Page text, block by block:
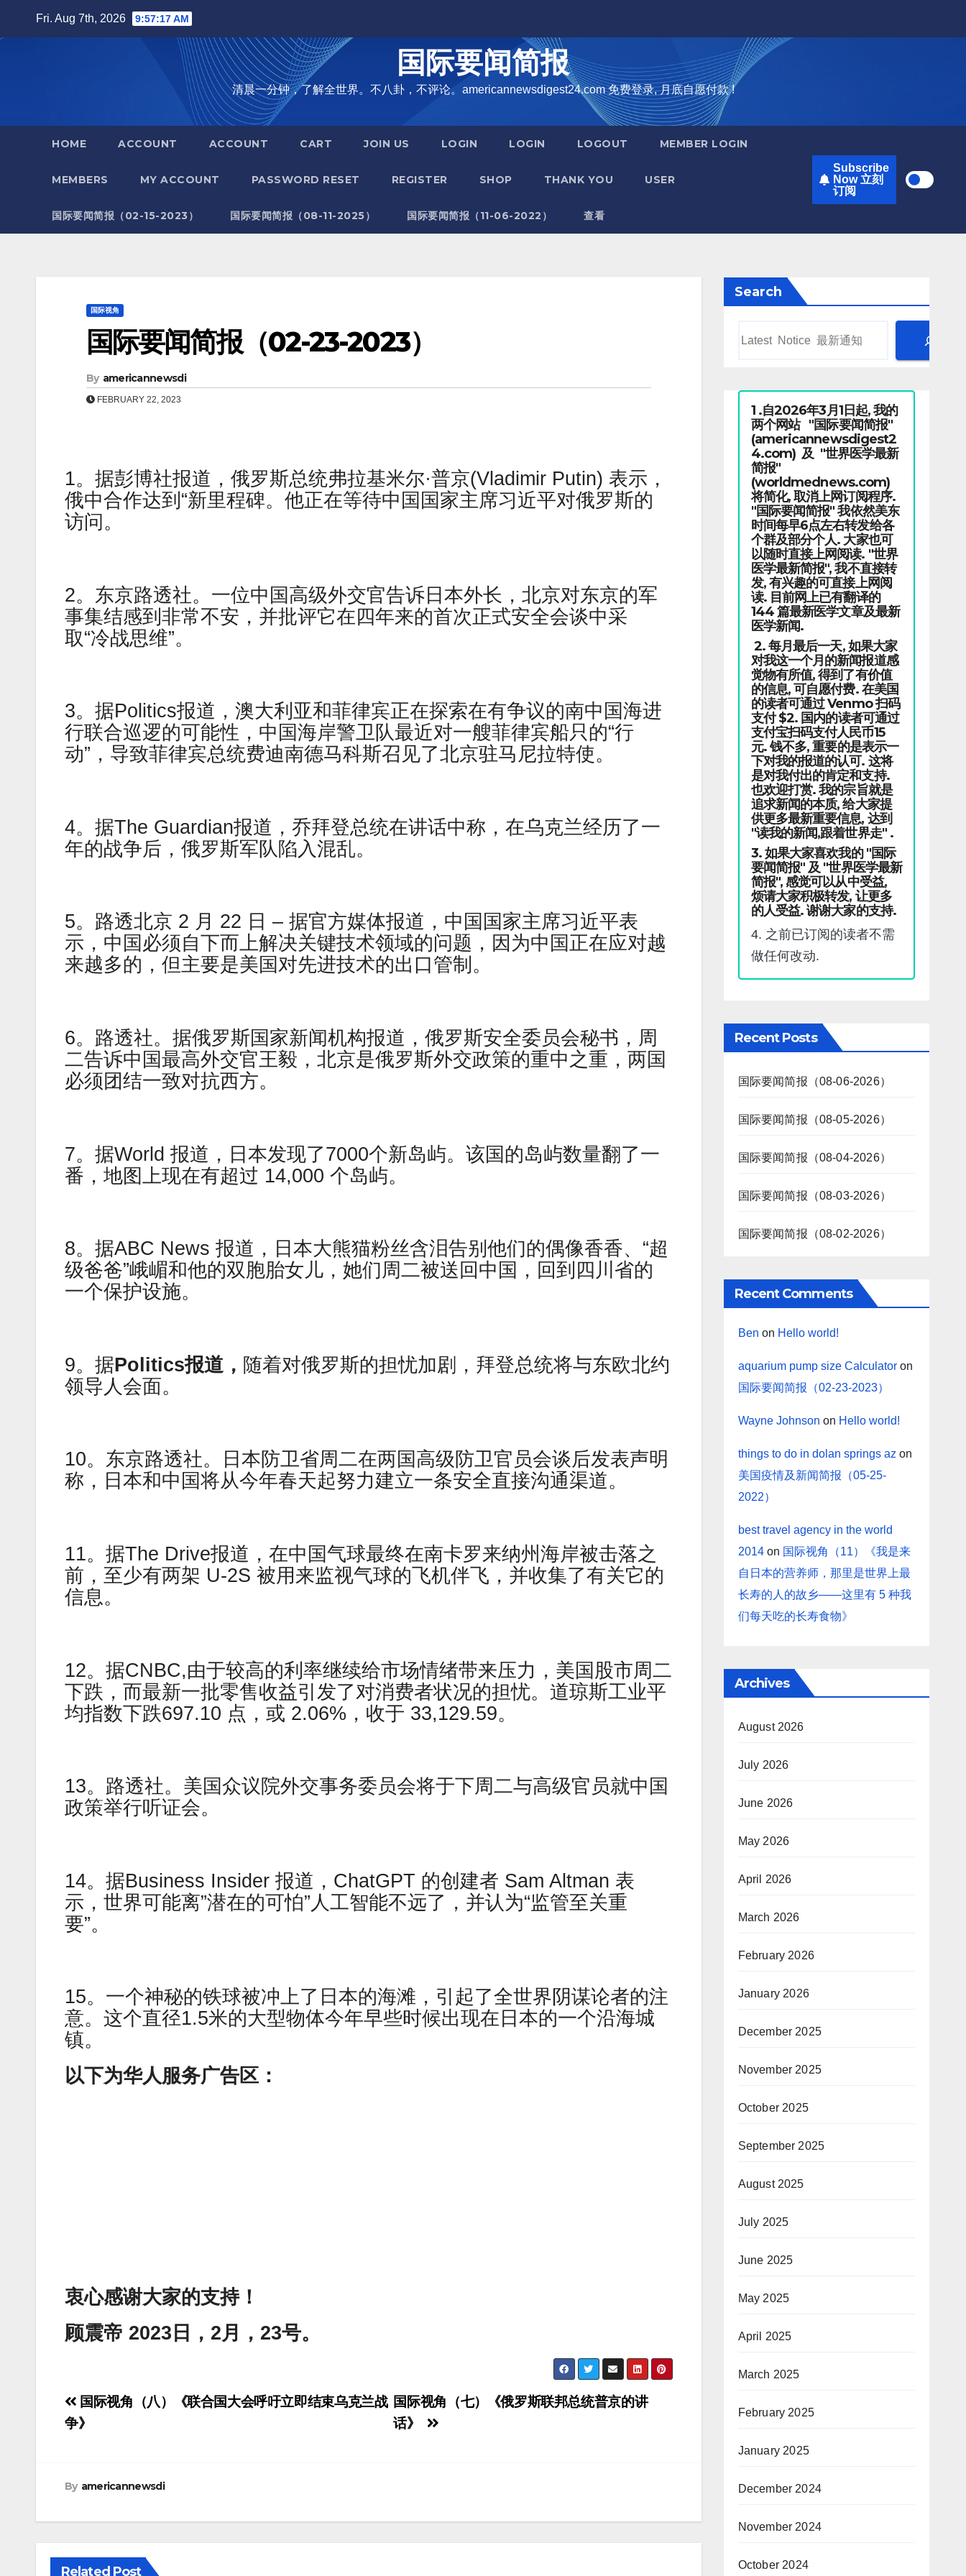
Fri. Aug 7th, 2026 9:57:18 AM
国际要闻简报
清晨一分钟，了解全世界。不八卦，不评论。americannewsdigest24.com 免费登录, 月底自愿付款 !
HOME ACCOUNT ACCOUNT CART JOIN US LOGIN LOGIN LOGOUT MEMBER LOGIN
MEMBERS MY ACCOUNT PASSWORD RESET REGISTER SHOP THANK YOU USER
国际要闻简报（02-15-2023） 国际要闻简报（08-11-2025） 国际要闻简报（11-06-2022） 查看
Subscribe
Now 立刻
订阅
国际视角
国际要闻简报（02-23-2023）
By americannewsdi
FEBRUARY 22, 2023
1。据彭博社报道，俄罗斯总统弗拉基米尔·普京(Vladimir Putin) 表示，
俄中合作达到“新里程碑。他正在等待中国国家主席习近平对俄罗斯的
访问。
2。东京路透社。一位中国高级外交官告诉日本外长，北京对东京的军
事集结感到非常不安，并批评它在四年来的首次正式安全会谈中采
取“冷战思维”。
3。据Politics报道，澳大利亚和菲律宾正在探索在有争议的南中国海进
行联合巡逻的可能性，中国海岸警卫队最近对一艘菲律宾船只的“行
动”，导致菲律宾总统费迪南德马科斯召见了北京驻马尼拉特使。
4。据The Guardian报道，乔拜登总统在讲话中称，在乌克兰经历了一
年的战争后，俄罗斯军队陷入混乱。
5。路透北京 2 月 22 日 – 据官方媒体报道，中国国家主席习近平表
示，中国必须自下而上解决关键技术领域的问题，因为中国正在应对越
来越多的，但主要是美国对先进技术的出口管制。
6。路透社。据俄罗斯国家新闻机构报道，俄罗斯安全委员会秘书，周
二告诉中国最高外交官王毅，北京是俄罗斯外交政策的重中之重，两国
必须团结一致对抗西方。
7。据World 报道，日本发现了7000个新岛屿。该国的岛屿数量翻了一
番，地图上现在有超过 14,000 个岛屿。
8。据ABC News 报道，日本大熊猫粉丝含泪告别他们的偶像香香、“超
级爸爸”峨嵋和他的双胞胎女儿，她们周二被送回中国，回到四川省的
一个保护设施。
9。据Politics报道， 随着对俄罗斯的担忧加剧，拜登总统将与东欧北约
领导人会面。
10。东京路透社。日本防卫省周二在两国高级防卫官员会谈后发表声明
称，日本和中国将从今年春天起努力建立一条安全直接沟通渠道。
11。据The Drive报道，在中国气球最终在南卡罗来纳州海岸被击落之
前，至少有两架 U-2S 被用来监视气球的飞机伴飞，并收集了有关它的
信息。
12。据CNBC,由于较高的利率继续给市场情绪带来压力，美国股市周二
下跌，而最新一批零售收益引发了对消费者状况的担忧。道琼斯工业平
均指数下跌697.10 点，或 2.06%，收于 33,129.59。
13。路透社。美国众议院外交事务委员会将于下周二与高级官员就中国
政策举行听证会。
14。据Business Insider 报道，ChatGPT 的创建者 Sam Altman 表
示，世界可能离”潜在的可怕”人工智能不远了，并认为“监管至关重
要”。
15。一个神秘的铁球被冲上了日本的海滩，引起了全世界阴谋论者的注
意。这个直径1.5米的大型物体今年早些时候出现在日本的一个沿海城
镇。
以下为华人服务广告区：
衷心感谢大家的支持！
顾震帝 2023日，2月，23号。
Post
navigation
国际视角（七）《俄罗斯联邦总统普京的讲
话》
国际视角（八）《联合国大会呼吁立即结束乌克兰战
争》
By americannewsdi
Related Post
Search
1 .自2026年3月1日起, 我的
两个网站 "国际要闻简报"
(americannewsdigest2
4.com) 及 "世界医学最新
简报"
(worldmednews.com)
将简化, 取消上网订阅程序.
"国际要闻简报" 我依然美东
时间每早6点左右转发给各
个群及部分个人. 大家也可
以随时直接上网阅读. "世界
医学最新简报", 我不直接转
发, 有兴趣的可直接上网阅
读. 目前网上已有翻译的
144 篇最新医学文章及最新
医学新闻.
2. 每月最后一天, 如果大家
对我这一个月的新闻报道感
觉物有所值, 得到了有价值
的信息, 可自愿付费. 在美国
的读者可通过 Venmo 扫码
支付 $2. 国内的读者可通过
支付宝扫码支付人民币15
元. 钱不多, 重要的是表示一
下对我的报道的认可. 这将
是对我付出的肯定和支持.
也欢迎打赏. 我的宗旨就是
追求新闻的本质, 给大家提
供更多最新重要信息, 达到
"读我的新闻,跟着世界走" .
3. 如果大家喜欢我的 "国际
要闻简报" 及 "世界医学最新
简报", 感觉可以从中受益,
烦请大家积极转发, 让更多
的人受益. 谢谢大家的支持.
4. 之前已订阅的读者不需
做任何改动.
Recent Posts
国际要闻简报（08-06-2026）
国际要闻简报（08-05-2026）
国际要闻简报（08-04-2026）
国际要闻简报（08-03-2026）
国际要闻简报（08-02-2026）
Recent Comments
Ben on Hello world!
aquarium pump size Calculatoron
国际要闻简报（02-23-2023）
Wayne Johnson on Hello world!
things to do in dolan springs az on
美国疫情及新闻简报（05-25-
2022）
best travel agency in the world
2014on 国际视角（11）《我是来
自日本的营养师，那里是世界上最
长寿的人的故乡——这里有 5 种我
们每天吃的长寿食物》
Archives
August 2026
July 2026
June 2026
May 2026
April 2026
March 2026
February 2026
January 2026
December 2025
November 2025
October 2025
September 2025
August 2025
July 2025
June 2025
May 2025
April 2025
March 2025
February 2025
January 2025
December 2024
November 2024
October 2024